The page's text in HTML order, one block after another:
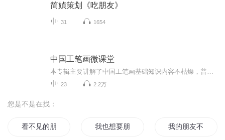
简媜策划《吃朋友》
31 1654
中国工笔画微课堂
23 2.2万
您是不是在找：
看不见的朋友们 我也想要朋友 我的朋友不可能